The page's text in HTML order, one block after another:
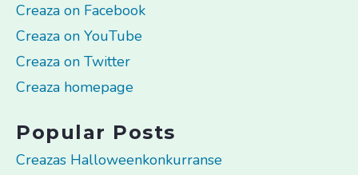
Creaza on Facebook
Creaza on YouTube
Creaza on Twitter
Creaza homepage
Popular Posts
Creazas Halloweenkonkurranse